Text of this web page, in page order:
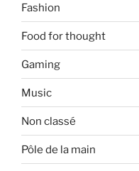
Fashion
Food for thought
Gaming
Music
Non classé
Pôle de la main